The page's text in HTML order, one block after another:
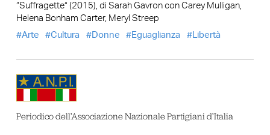
“Suffragette” (2015), di Sarah Gavron con Carey Mulligan,
Helena Bonham Carter, Meryl Streep
Arte
Cultura Donne Eguaglianza Libertà
Periodico dell’Associazione Nazionale Partigiani d’Italia